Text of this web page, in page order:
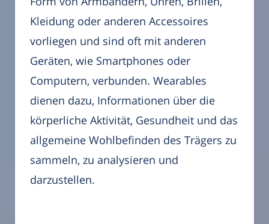
Kleidung oder anderen Accessoires
vorliegen und sind oft mit anderen
Geräten, wie Smartphones oder
Computern, verbunden. Wearables
dienen dazu, Informationen über die
körperliche Aktivität, Gesundheit und das
allgemeine Wohlbefinden des Trägers zu
sammeln, zu analysieren und
darzustellen.